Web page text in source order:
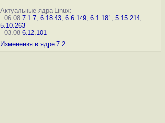
Актуальные ядра Linux:
06.08 7.1.7, 6.18.43, 6.6.149, 6.1.181, 5.15.214,
5.10.263
03.08 6.12.101
Изменения в ядре 7.2